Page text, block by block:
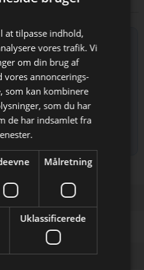
hver dag
nyheder om
indbakke
og afmelding her
at tilpasse indhold,
vores trafik. Vi
om din brug af
vores annoncerings-
som kan kombinere
som du har
de har indsamlet fra
Målretning
Uklassificerede